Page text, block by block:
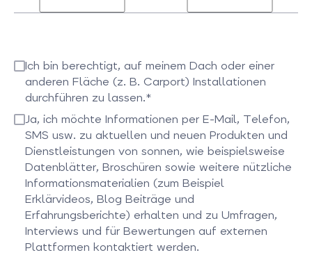
Wallboxen
auswählen
Notstrom
auswählen
Ich bin berechtigt, auf meinem Dach oder einer
anderen Fläche (z. B. Carport) Installationen
durchführen zu lassen.*
Bitte bestätigen Sie dieses Feld
Ja, ich möchte Informationen per E-Mail, Telefon,
SMS usw. zu aktuellen und neuen Produkten und
Dienstleistungen von sonnen, wie beispielsweise
Datenblätter, Broschüren sowie weitere nützliche
Informationsmaterialien (zum Beispiel
Erklärvideos, Blog Beiträge und
Erfahrungsberichte) erhalten und zu Umfragen,
Interviews und für Bewertungen auf externen
Plattformen kontaktiert werden.